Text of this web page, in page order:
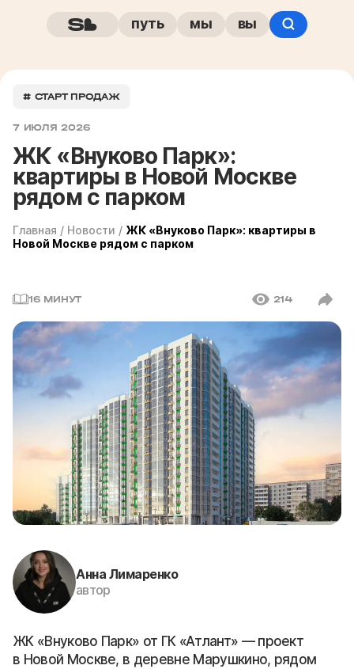
путь мы вы
# СТАРТ ПРОДАЖ
7 ИЮЛЯ 2026
ЖК «Внуково Парк»:
квартиры в Новой Москве
рядом с парком
Главная / Новости / ЖК «Внуково Парк»: квартиры в
Новой Москве рядом с парком
16 МИНУТ 214
Анна Лимаренко
автор
ЖК «Внуково Парк» от ГК «Атлант» — проект
в Новой Москве, в деревне Марушкино, рядом